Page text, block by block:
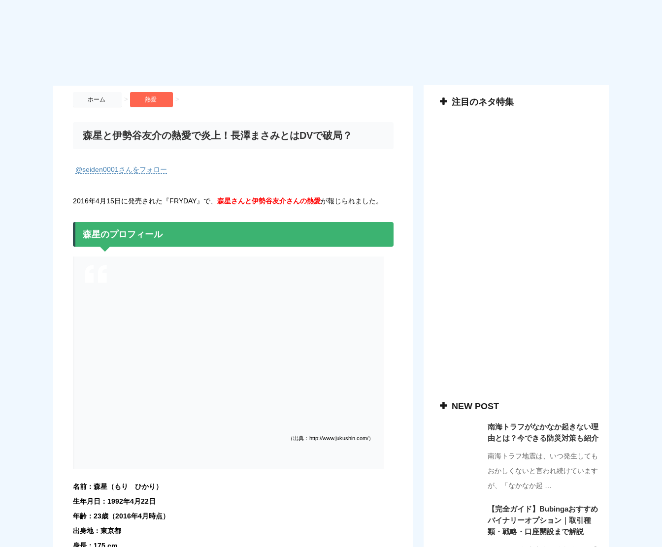
ホーム > 熱愛 >
森星と伊勢谷友介の熱愛で炎上！長澤まさみとはDVで破局？
@seiden0001さんをフォロー
2016年4月15日に発売された『FRYDAY』で、 森星さんと伊勢谷友介さんの熱愛が報じられました。
森星のプロフィール
（出典：http://www.jukushin.com/）
名前：森星（もり ひかり）
生年月日：1992年4月22日
年齢：23歳（2016年4月時点）
出身地：東京都
注目のネタ特集
NEW POST
南海トラフがなかなか起きない理
由とは？今できる防災対策も紹介
南海トラフ地震は、いつ発生しても
おかしくないと言われ続けています
が、「なかなか起 …
【完全ガイド】Bubingaおすすめ
バイナリーオプション｜取引種
類・戦略・口座開設まで解説